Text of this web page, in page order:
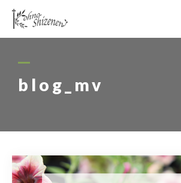
blog_mv
メディア
講座予約カレンダー